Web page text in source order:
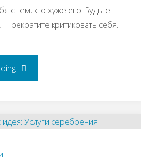
с тем, кто хуже его. Будьте
Прекратите критиковать себя.
"Как
уверенным